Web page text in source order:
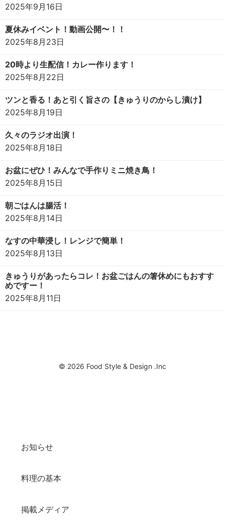
2025年9月16日
夏休みイベント！動画公開〜！！
2025年8月23日
20時より生配信！カレー作ります！
2025年8月22日
ツンと香る！あと引く旨さの【きゅうりのからし漬け】
2025年8月19日
久々のラジオ出演！
2025年8月18日
お盆にぜひ！みんなで手作りミニ焼き鳥！
2025年8月15日
朝ごはんは腸活！
2025年8月14日
なすの中華浸し！レンジで簡単！
2025年8月13日
きゅうりがあったらコレ！お盆ごはんの箸休めにもおすす
めですー！
2025年8月11日
© 2026 Food Style & Design .Inc
お知らせ
料理の基本
掲載メディア